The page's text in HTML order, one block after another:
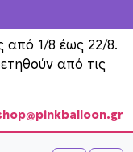
από 1/8 έως 22/8.
από τις